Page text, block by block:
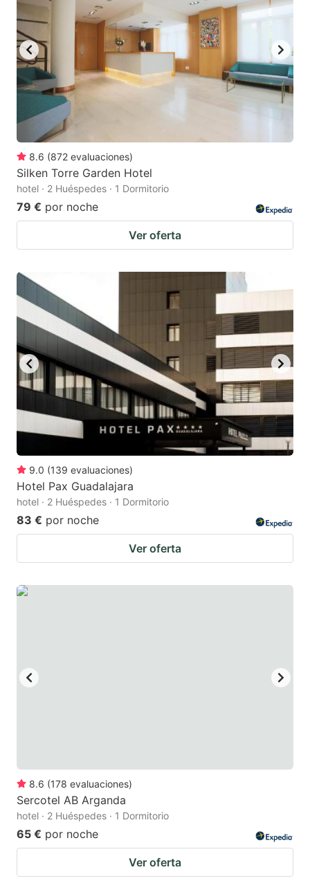
the
keyboard
shortcuts
for
changing
dates.
key
to
get
the
keyboard
shortcuts
8.6 (872 evaluaciones)
Silken Torre Garden Hotel
hotel · 2 Huéspedes · 1 Dormitorio
79 € por noche
Ver oferta
9.0 (139 evaluaciones)
Hotel Pax Guadalajara
hotel · 2 Huéspedes · 1 Dormitorio
83 € por noche
Ver oferta
8.6 (178 evaluaciones)
Sercotel AB Arganda
hotel · 2 Huéspedes · 1 Dormitorio
65 € por noche
Ver oferta